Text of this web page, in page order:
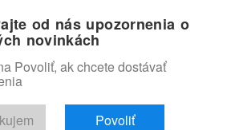
TRAILERY FILMOVÁ DATABÁZA
od nás upozornenia o
novinkách
Povoliť, ak chcete dostávať
Povoliť